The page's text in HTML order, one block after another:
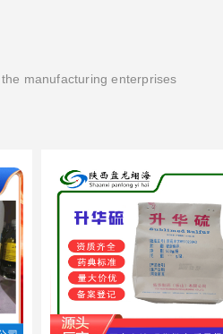
manufacturing enterprises